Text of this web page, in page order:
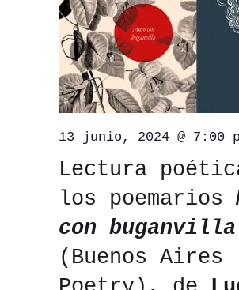
13 junio, 2024 @ 7:00
Lectura
los poemarios
con buganvilla
(Buenos Aires